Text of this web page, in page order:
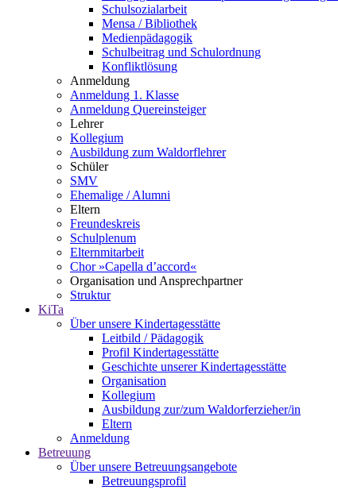
Schulsozialarbeit
Mensa / Bibliothek
Medienpädagogik
Schulbeitrag und Schulordnung
Konfliktlösung
Anmeldung
Anmeldung 1. Klasse
Anmeldung Quereinsteiger
Lehrer
Kollegium
Ausbildung zum Waldorflehrer
Schüler
SMV
Ehemalige / Alumni
Eltern
Freundeskreis
Schulplenum
Elternmitarbeit
Chor »Capella d’accord«
Organisation und Ansprechpartner
Struktur
KiTa
Über unsere Kindertagesstätte
Leitbild / Pädagogik
Profil Kindertagesstätte
Geschichte unserer Kindertagesstätte
Organisation
Kollegium
Ausbildung zur/zum Waldorferzieher/in
Eltern
Anmeldung
Betreuung
Über unsere Betreuungsangebote
Betreuungsprofil